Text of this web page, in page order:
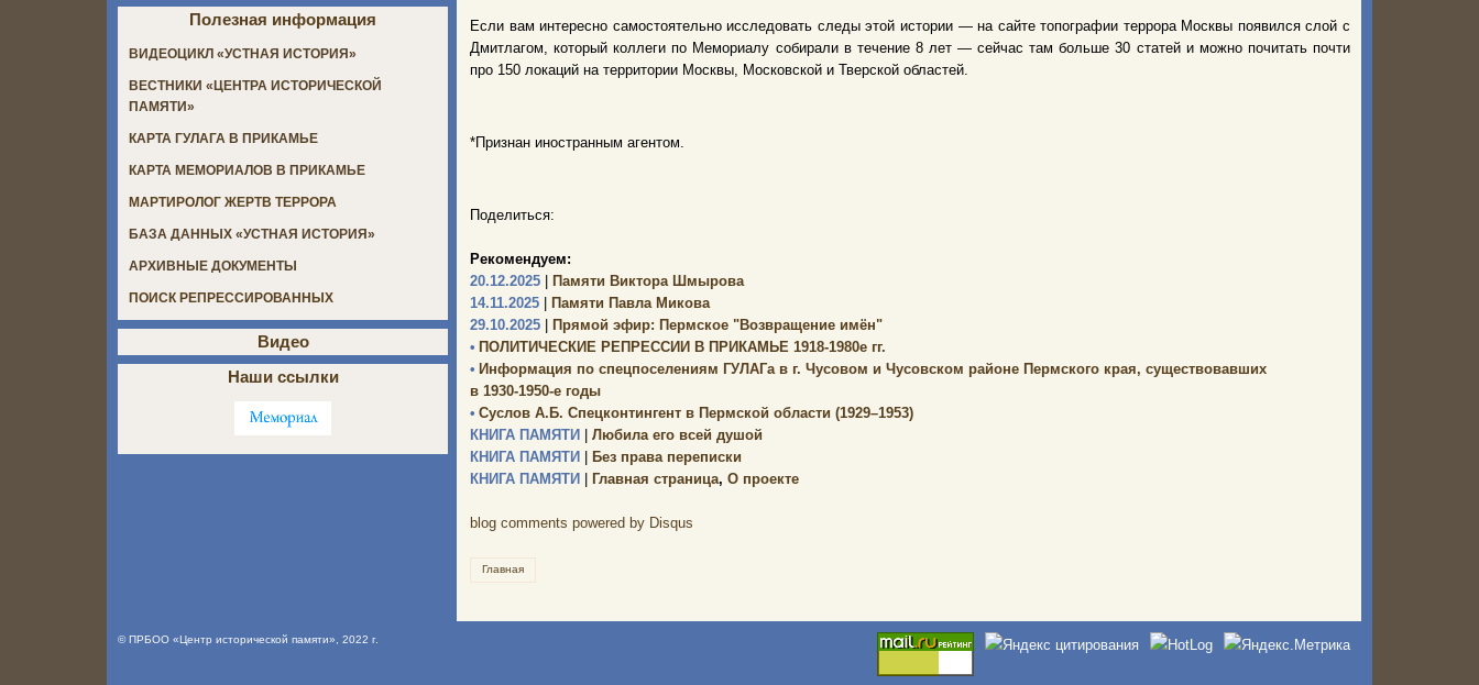
Если вам интересно самостоятельно исследовать следы этой истории — на сайте топографии террора Москвы появился слой с
Дмитлагом, который коллеги по Мемориалу собирали в течение 8 лет — сейчас там больше 30 статей и можно почитать почти
про 150 локаций на территории Москвы, Московской и Тверской областей.
*Признан иностранным агентом.
Поделиться:
Рекомендуем:
20.12.2025
Памяти Виктора Шмырова
14.11.2025
Памяти Павла Микова
29.10.2025
Прямой эфир: Пермское "Возвращение имён"
• ПОЛИТИЧЕСКИЕ РЕПРЕССИИ В ПРИКАМЬЕ 1918-1980е гг.
• Информация по спецпоселениям ГУЛАГа в г. Чусовом и Чусовском районе Пермского края, существовавших
в 1930-1950-е годы
• Суслов А.Б. Спецконтингент в Пермской области (1929–1953)
КНИГА ПАМЯТИ
Любила его всей душой
КНИГА ПАМЯТИ
Без права переписки
КНИГА ПАМЯТИ
Главная страница, О проекте
blog comments powered by Disqus
Главная
Полезная информация
ВИДЕОЦИКЛ «УСТНАЯ ИСТОРИЯ»
ВЕСТНИКИ «ЦЕНТРА ИСТОРИЧЕСКОЙ
ПАМЯТИ»
КАРТА ГУЛАГА В ПРИКАМЬЕ
КАРТА МЕМОРИАЛОВ В ПРИКАМЬЕ
МАРТИРОЛОГ ЖЕРТВ ТЕРРОРА
БАЗА ДАННЫХ «УСТНАЯ ИСТОРИЯ»
АРХИВНЫЕ ДОКУМЕНТЫ
ПОИСК РЕПРЕССИРОВАННЫХ
Видео
Наши ссылки
©ПРБОО «Центр исторической памяти» , 2022 г.